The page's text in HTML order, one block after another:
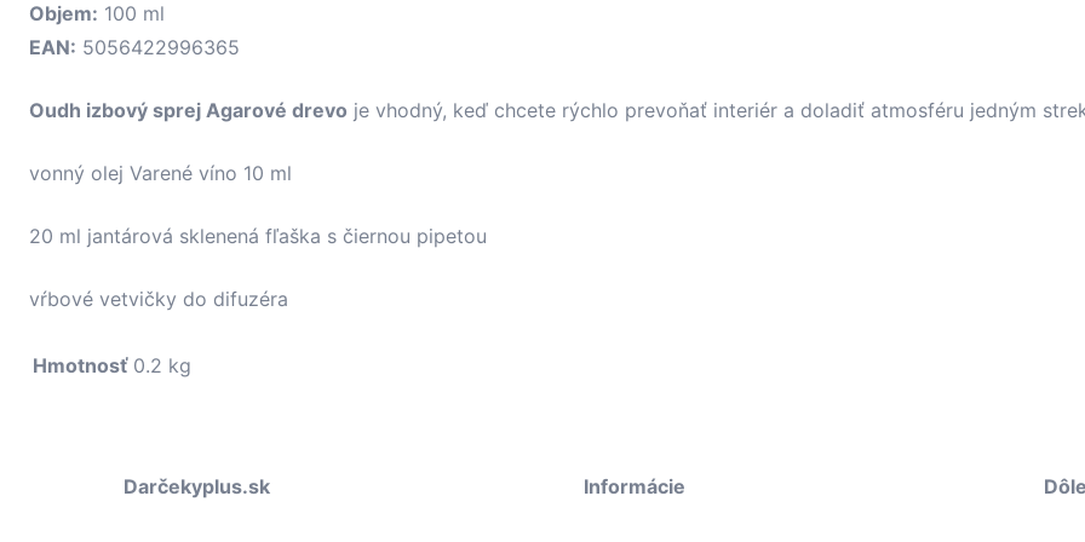
Objem: 100 ml
EAN: 5056422996365
Oudh izbový sprej Agarové drevo je vhodný, keď chcete rýchlo prevoňať interiér a doladiť atmosféru jedným
vonný olej Varené víno 10 ml
20 ml jantárová sklenená fľaška s čiernou pipetou
vŕbové vetvičky do difuzéra
Hmotnosť 0.2 kg
Darčekyplus.sk Informácie